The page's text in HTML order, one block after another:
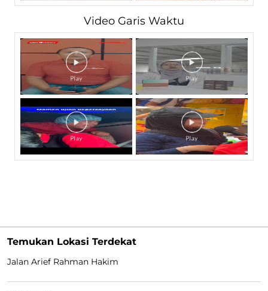
Video Garis Waktu
Temukan Lokasi Terdekat
Jalan Arief Rahman Hakim